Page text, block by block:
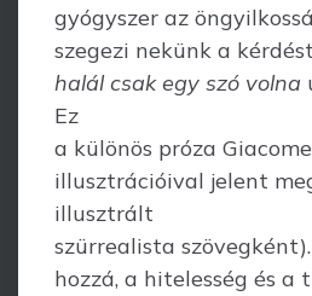
gyógyszer az
szegezi nekünk a
halál csak egy szó volna
Ez
a különös próza
illusztrációival jelent
illusztrált
szürrealista
hozzá, a hitelesség és a